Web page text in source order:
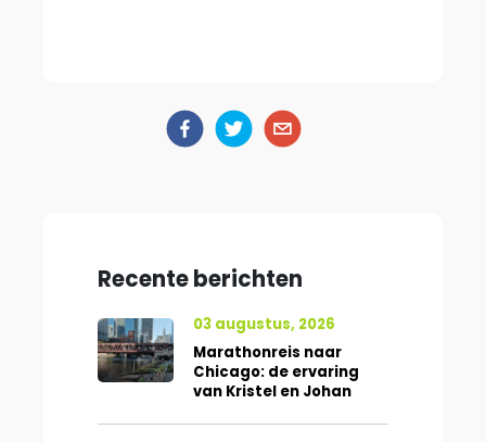
Recente berichten
03 augustus, 2026
Marathonreis naar
Chicago: de ervaring
van Kristel en Johan